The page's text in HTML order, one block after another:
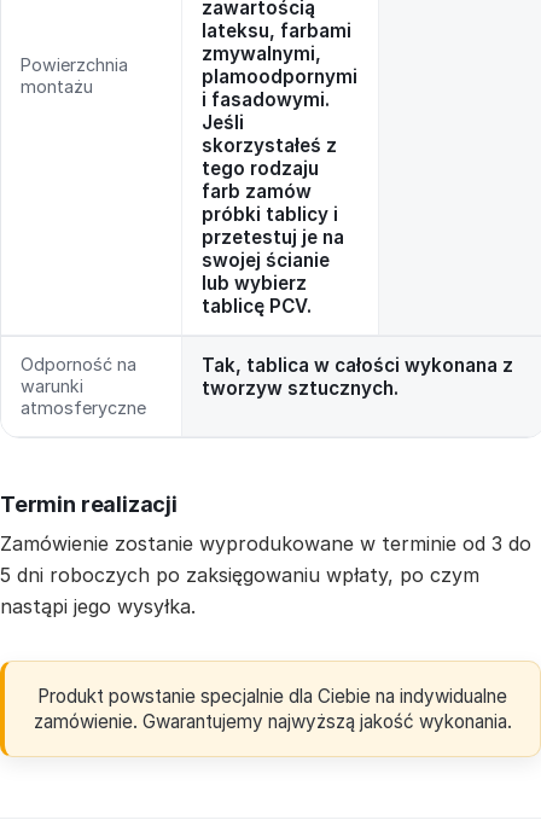
Powierzchnia
montażu
zawartością
lateksu, farbami
zmywalnymi,
plamoodpornymi
i fasadowymi.
Jeśli
skorzystałeś z
tego rodzaju
farb zamów
próbki tablicy i
przetestuj je na
swojej ścianie
lub wybierz
tablicę PCV.
Odporność na
warunki
atmosferyczne
Tak, tablica w całości wykonana z
tworzyw sztucznych.
Termin realizacji
Zamówienie zostanie wyprodukowane w terminie od 3 do
5 dni roboczych po zaksięgowaniu wpłaty, po czym
nastąpi jego wysyłka.
Produkt powstanie specjalnie dla Ciebie na indywidualne
zamówienie. Gwarantujemy najwyższą jakość wykonania.